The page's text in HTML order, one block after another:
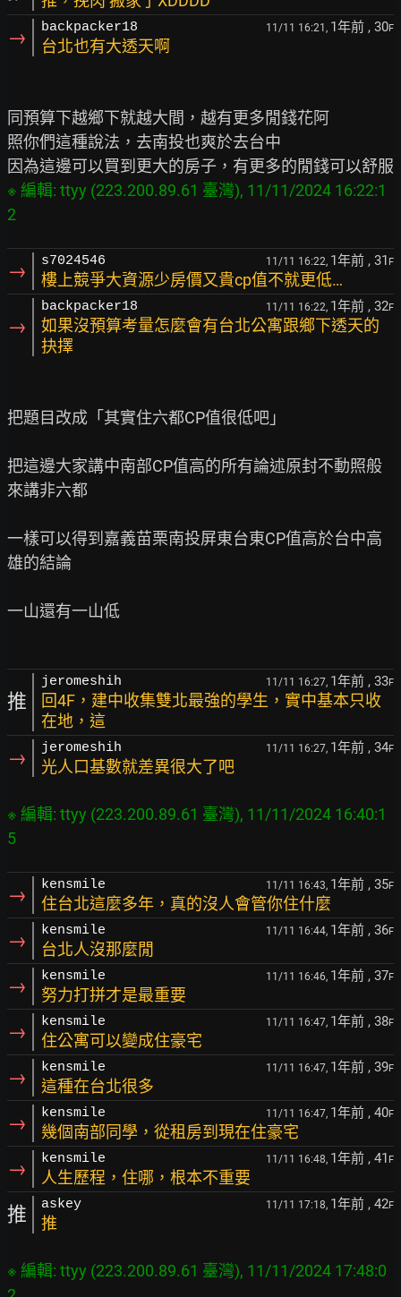
→ backpacker18 11/11 16:21, 1年前 , 30F
台北也有大透天啊
同預算下越鄉下就越大間，越有更多閒錢花阿
照你們這種說法，去南投也爽於去台中
※ 編輯: ttyy (223.200.89.61 臺灣), 11/11/2024 16:22:1
→ s7024546 11/11 16:22, 1年前 , 31 F
樓上競爭大資源少房價又貴cp值不就更低…
→
backpacker18 11/11 16:22, 1年前 , 32F
如果沒預算考量怎麼會有台北公寓跟鄉下透天的
抉擇
把題目改成「其實住六都CP值很低吧」
把這邊大家講中南部CP值高的所有論述原封不動照般
來講非六都
一樣可以得到嘉義苗栗南投屏東台東CP值高於台中高
雄的結論
一山還有一山低
推
jeromeshih 11/11 16:27, 1年前 , 33F
回4F，建中收集雙北最強的學生，實中基本只收
在地，這
→ jeromeshih 11/11 16:27, 1年前 , 34F
光人口基數就差異很大了吧
※ 編輯: ttyy (223.200.89.61 臺灣), 11/11/2024 16:40:1
→ kensmile 11/11 16:43, 1年前 , 35F
住台北這麼多年，真的沒人會管你住什麼
→ kensmile 11/11 16:44, 1年前 , 36F
台北人沒那麼閒
→ kensmile 11/11 16:46, 1年前 , 37F
努力打拼才是最重要
→ kensmile 11/11 16:47, 1年前 , 38F
住公寓可以變成住豪宅
→ kensmile 11/11 16:47, 1年前 , 39F
這種在台北很多
→ kensmile 11/11 16:47, 1年前 , 40F
幾個南部同學，從租房到現在住豪宅
→ kensmile 11/11 16:48, 1年前 , 41 F
人生歷程，住哪，根本不重要
推 askey 11/11 17:18, 1年前 , 42F
推
※ 編輯: ttyy (223.200.89.61 臺灣), 11/11/2024 17:48:0